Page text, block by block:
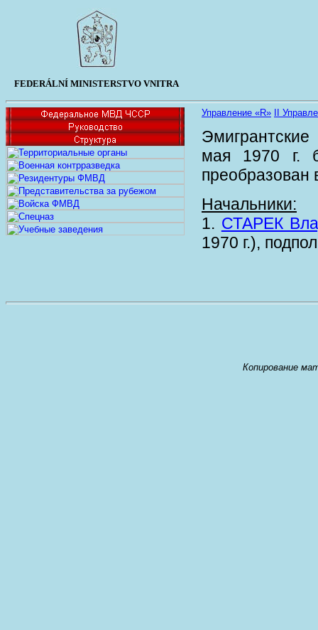
FEDERÁLNÍ MINISTERSTVO VNITRA
Управление «R» II
мая 1970 г.
преобразован
Начальники:
1. СТАРЕК
1970 г.),
Копирование